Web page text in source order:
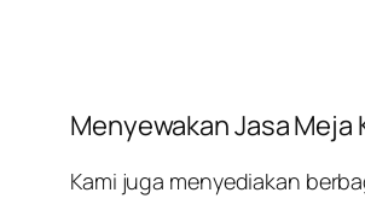
Menyewakan Jasa Meja
Kami juga menyediakan